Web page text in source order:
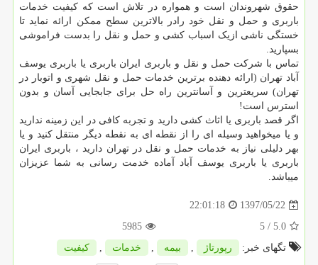
حقوق شهروندان است و همواره در تلاش است که کیفیت خدمات
باربری و حمل و نقل خود رادر بالاترین سطح ممکن ارائه نماید تا
خستگی ناشی ازیک اسباب کشی و حمل و نقل را بدست فراموشی
بسپارید.
تماس با شرکت حمل و نقل و باربری ایران باربری یا باربری یوسف
آباد تهران (ارائه دهنده برترین خدمات حمل و نقل شهری و اتوبار در
تهران) سریعترین و آسانترین راه حل برای جابجایی آسان و بدون
استرس است !
اگر قصد باربری یا اثاث کشی دارید و تجربه کافی در این زمینه ندارید
و یا میخواهید وسیله ای را از نقطه ای به نقطه دیگر منتقل کنید و یا
بهر دلیلی نیاز به خدمات حمل و نقل در تهران دارید ، باربری ایران
باربری یا باربری یوسف آباد آماده خدمت رسانی به شما عزیزان
میباشد.
1397/05/22
22:01:18
5.0
/ 5
5985
تگهای خبر:
رپورتاژ , بیمه , خدمات , كیفیت